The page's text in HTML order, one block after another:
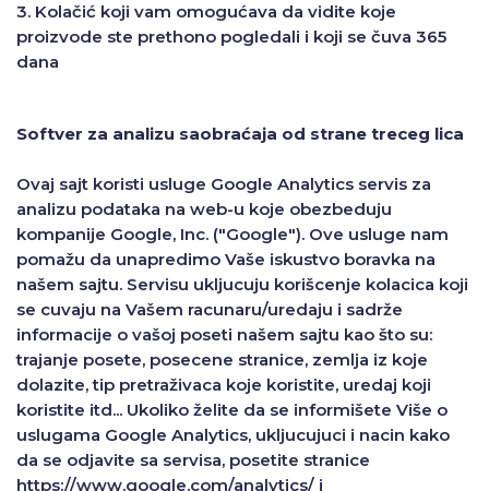
3. Kolačić koji vam omogućava da vidite koje
proizvode ste prethono pogledali i koji se čuva 365
dana
Softver za analizu saobraćaja od strane treceg lica
Ovaj sajt koristi usluge Google Analytics servis za
analizu podataka na web-u koje obezbeduju
kompanije Google, Inc. ("Google"). Ove usluge nam
pomažu da unapredimo Vaše iskustvo boravka na
našem sajtu. Servisu ukljucuju korišcenje kolacica koji
se cuvaju na Vašem racunaru/uredaju i sadrže
informacije o vašoj poseti našem sajtu kao što su:
trajanje posete, posecene stranice, zemlja iz koje
dolazite, tip pretraživaca koje koristite, uredaj koji
koristite itd... Ukoliko želite da se informišete Više o
uslugama Google Analytics, ukljucujuci i nacin kako
da se odjavite sa servisa, posetite stranice
https://www.google.com/analytics/ i